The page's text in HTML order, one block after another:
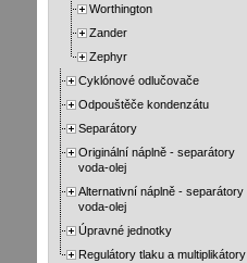
Worthington
Zander
Zephyr
Cyklónové odlučovače
Odpouštěče kondenzátu
Separátory
Originální náplně - separátory
voda-olej
Alternativní náplně - separátory
voda-olej
Úpravné jednotky
Regulátory tlaku a multiplikátory